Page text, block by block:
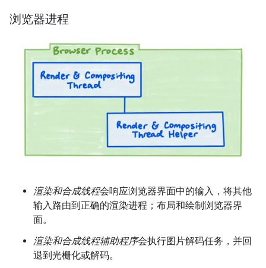
浏览器进程
渲染和合成线程会响应浏览器界面中的输入，将其他
输入路由到正确的渲染进程；布局和绘制浏览器界
面。
渲染和合成线程辅助程序会执行图片解码任务，并回
退到光栅化或解码。